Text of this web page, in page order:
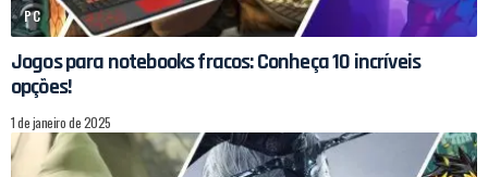
PC
Jogos para notebooks fracos: Conheça 10 incríveis
opções!
1 de janeiro de 2025